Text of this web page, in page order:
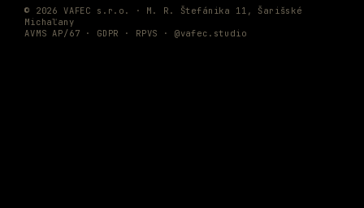
© 2026 VAFEC s.r.o. · M. R. Štefánika 11, Šarišské
Michaľany
AVMS AP/67 · GDPR · RPVS · @vafec.studio